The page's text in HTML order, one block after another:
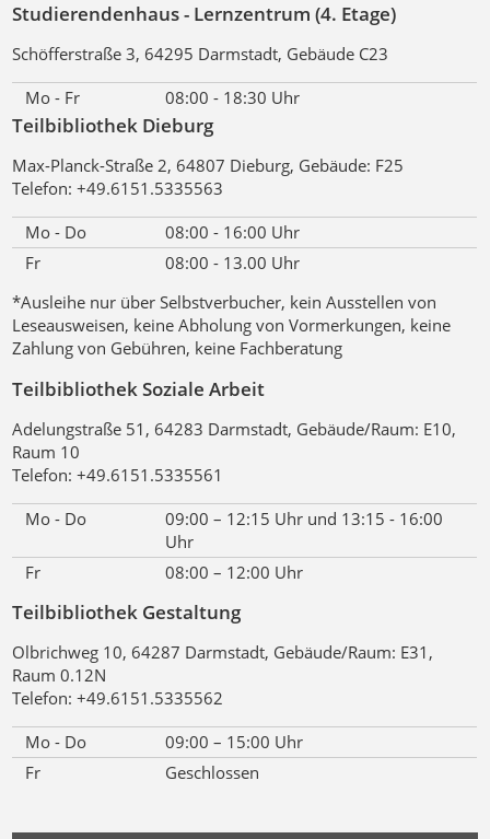
Studierendenhaus - Lernzentrum (4. Etage)
Schöfferstraße 3, 64295 Darmstadt, Gebäude C23
Mo - Fr
08:00 - 18:30 Uhr
Teilbibliothek Dieburg
Max-Planck-Straße 2, 64807 Dieburg, Gebäude: F25
Telefon: +49.6151.5335563
Mo - Do
08:00 - 16:00 Uhr
Fr
08:00 - 13.00 Uhr
*Ausleihe nur über Selbstverbucher, kein Ausstellen von
Leseausweisen, keine Abholung von Vormerkungen, keine
Zahlung von Gebühren, keine Fachberatung
Teilbibliothek Soziale Arbeit
Adelungstraße 51, 64283 Darmstadt, Gebäude/Raum: E10,
Raum 10
Telefon: +49.6151.5335561
Mo - Do
09:00 – 12:15 Uhr und 13:15 - 16:00
Uhr
Fr
08:00 – 12:00 Uhr
Teilbibliothek Gestaltung
Olbrichweg 10, 64287 Darmstadt, Gebäude/Raum: E31,
Raum 0.12N
Telefon: +49.6151.5335562
Mo - Do
09:00 – 15:00 Uhr
Fr
Geschlossen